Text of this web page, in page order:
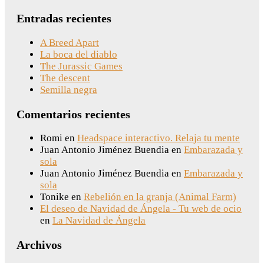
Entradas recientes
A Breed Apart
La boca del diablo
The Jurassic Games
The descent
Semilla negra
Comentarios recientes
Romi en Headspace interactivo. Relaja tu mente
Juan Antonio Jiménez Buendia en Embarazada y
sola
Juan Antonio Jiménez Buendia en Embarazada y
sola
Tonike en Rebelión en la granja (Animal Farm)
El deseo de Navidad de Ángela - Tu web de ocio
en La Navidad de Ángela
Archivos